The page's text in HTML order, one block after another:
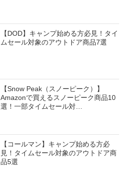
【DOD】キャンプ始める方必見！タイ
ムセール対象のアウトドア商品7選
【Snow Peak（スノーピーク）】
Amazonで買えるスノーピーク商品10
選！一部タイムセール対…
【コールマン】キャンプ始める方必
見！タイムセール対象のアウトドア商
品5選